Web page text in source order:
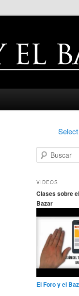
u
c
r
VIDEOS
Clases sobre
Bazar
El Foro y el